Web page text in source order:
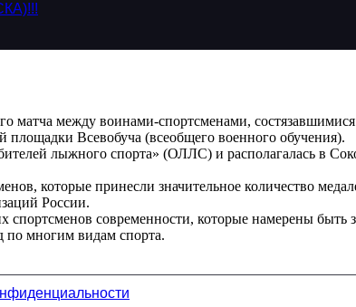
матча между воинами-спортсменами,
Всевобуча (всеобщего военного обучения).
лыжного спорта» (ОЛЛС) и располагалась в
которые принесли значительное количество
России.
современности, которые намерены быть
по многим видам спорта.